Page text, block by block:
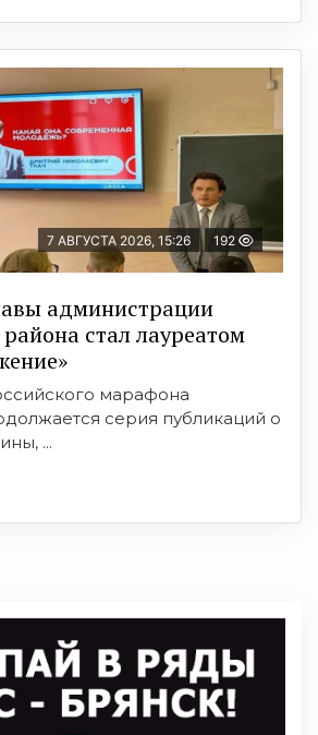
7 АВГУСТА 2026, 15:26 192
администрации
стал лауреатом
марафона
серия публикаций о
...